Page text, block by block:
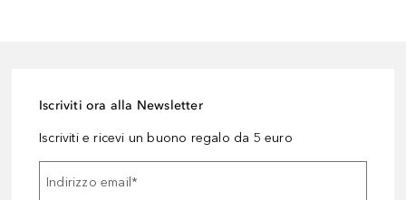
Iscriviti ora alla Newsletter
Iscriviti e ricevi un buono regalo da 5 euro
Indirizzo email*